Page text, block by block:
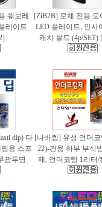
쉐보레
레이트
[ZiB2B] 로체 전용 도
LED 플레이트, 인사
캐치 몰드 (4p/SET)
dip) 다
용 스프
광투명
[나바켐] 유성 언더
22)-건용 하부 부식
제, 언더코팅 1리터/